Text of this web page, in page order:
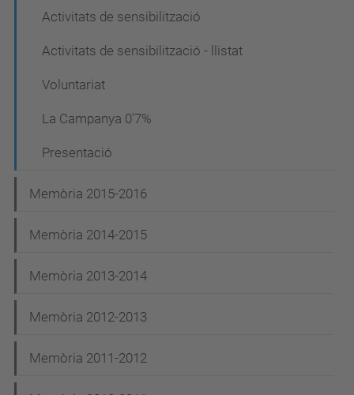
Activitats de sensibilització
Activitats de sensibilització - llistat
Voluntariat
La Campanya 0'7%
Presentació
Memòria 2015-2016
Memòria 2014-2015
Memòria 2013-2014
Memòria 2012-2013
Memòria 2011-2012